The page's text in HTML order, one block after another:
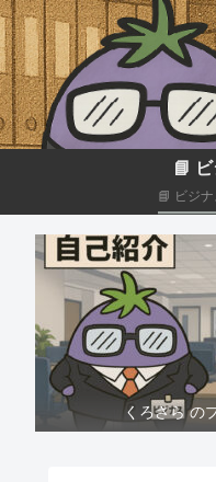
📘
くろさら の